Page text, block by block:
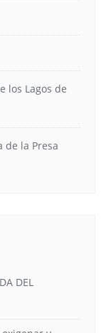
los Lagos de
de la Presa
DEL